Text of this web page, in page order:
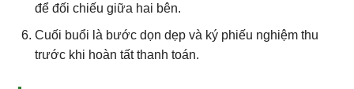
để đối chiếu giữa hai bên.
Cuối buổi là bước dọn dẹp và ký phiếu nghiệm thu
trước khi hoàn tất thanh toán.